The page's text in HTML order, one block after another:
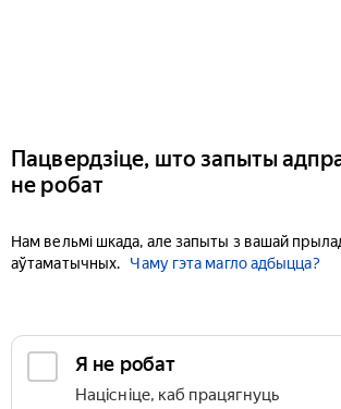
Пацвердзіце, што запыты
не робат
Нам вельмі шкада, але запыты з вашай
аўтаматычных.
Чаму гэта магло адбыцца?
Я не робат
Націсніце, каб працягнуць